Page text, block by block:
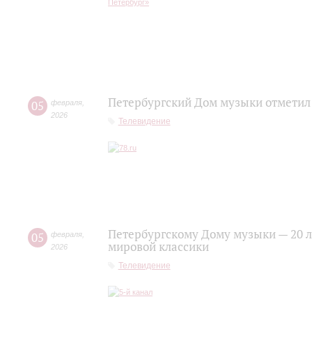
05 февраля
2026
Петербургский Дом музыки
Телевидение
05 февраля
2026
Петербургскому Дому музыки — 20
мировой классики
Телевидение